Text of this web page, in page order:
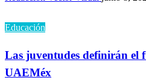
Educación
Las juventudes definirán el
UAEMéx